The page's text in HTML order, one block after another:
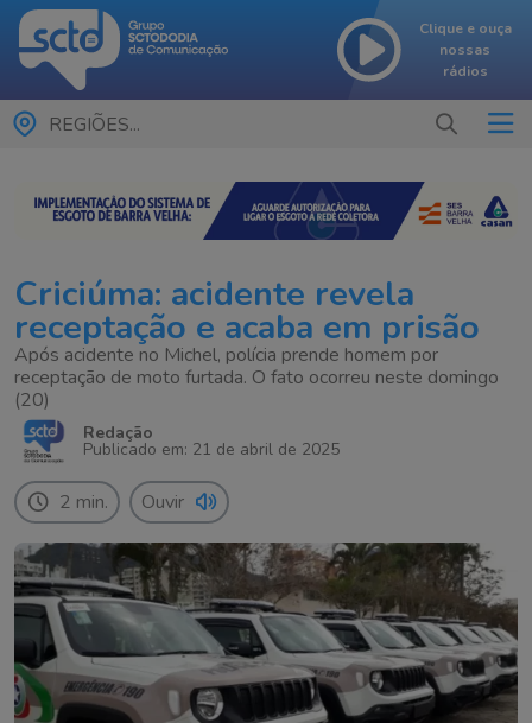
Clique e ouça
nossas
rádios
REGIÕES...
Criciúma: acidente revela
receptação e acaba em prisão
Após acidente no Michel, polícia prende homem por
receptação de moto furtada. O fato ocorreu neste domingo
(20)
Redação
Publicado em: 21 de abril de 2025
2 min. Ouvir